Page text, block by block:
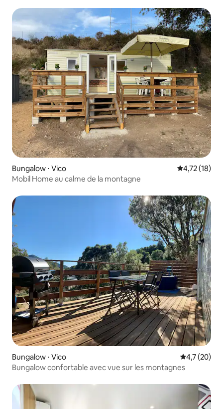
Bungalow ⋅ Vico Évaluation
4,72 (18)
Mobil Home au calme de la montagne
Bungalow ⋅ Vico Évaluation
4,7 (20)
Bungalow confortable avec vue sur les montagnes